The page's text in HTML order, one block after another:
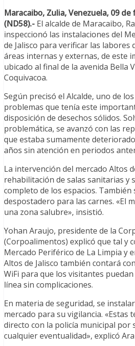
Maracaibo, Zulia, Venezuela, 09 de
(ND58).- El alcalde de Maracaibo,
inspeccionó las instalaciones del
de Jalisco para verificar las labores
áreas internas y externas, de este
ubicado al final de la avenida Bella
Coquivacoa.
Según precisó el Alcalde, uno de
problemas que tenía este
disposición de desechos sólidos.
problemática, se avanzó con las
que estaba sumamente
años sin atención en periodos
La intervención del mercado Altos
rehabilitación de salas sanitarias y
completo de los espacios.
despostadero para las carnes. «El
una zona salubre», insistió.
Yohan Araujo, presidente de la
(Corpoalimentos) explicó que tal y
Mercado Periférico de La Limpia y
Altos de Jalisco también contará
WiFi para que los visitantes
línea sin complicaciones.
En materia de seguridad, se
mercado para su vigilancia. «Estas
directo con la policía municipal por
cualquier eventualidad», explicó